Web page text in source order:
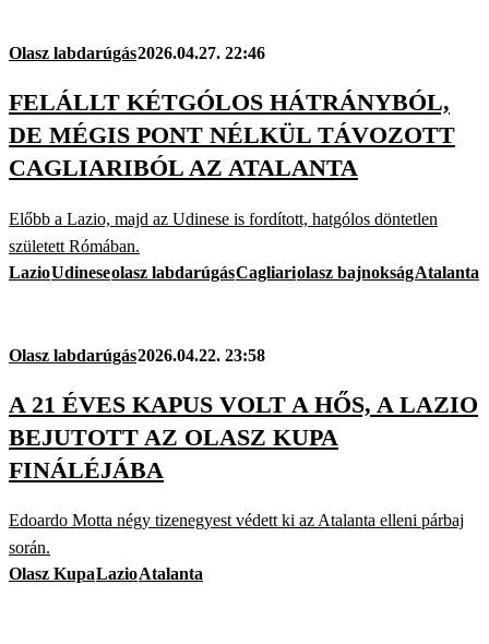
Olasz labdarúgás2026.04.27. 22:46
FELÁLLT KÉTGÓLOS HÁTRÁNYBÓL,
DE MÉGIS PONT NÉLKÜL TÁVOZOTT
CAGLIARIBÓL AZ ATALANTA
Előbb a Lazio, majd az Udinese is fordított, hatgólos döntetlen
született Rómában.
LazioUdineseolasz labdarúgásCagliariolasz bajnokságAtalanta
Olasz labdarúgás2026.04.22. 23:58
A 21 ÉVES KAPUS VOLT A HŐS, A LAZIO
BEJUTOTT AZ OLASZ KUPA
FINÁLÉJÁBA
Edoardo Motta négy tizenegyest védett ki az Atalanta elleni párbaj
során.
Olasz KupaLazioAtalanta